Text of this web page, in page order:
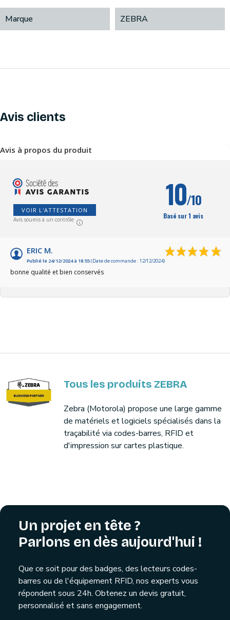
Marque ZEBRA
Avis clients
Avis à propos du produit
VOIR L'ATTESTATION
Avis soumis à un contrôle
10/10
Basé sur 1 avis
ERIC M.
Publié le 24/12/2024 à 18:55(Date de commande : 12/12/2024)
bonne qualité et bien conservés
Tous les produits ZEBRA
Zebra (Motorola) propose une large gamme
de matériels et logiciels spécialisés dans la
traçabilité via codes-barres, RFID et
d'impression sur cartes plastique.
Un projet en tête ?
Parlons en dès aujourd'hui !
Que ce soit pour des badges, des lecteurs codes-
barres ou de l'équipement RFID, nos experts vous
répondent sous 24h. Obtenez un devis gratuit,
personnalisé et sans engagement.